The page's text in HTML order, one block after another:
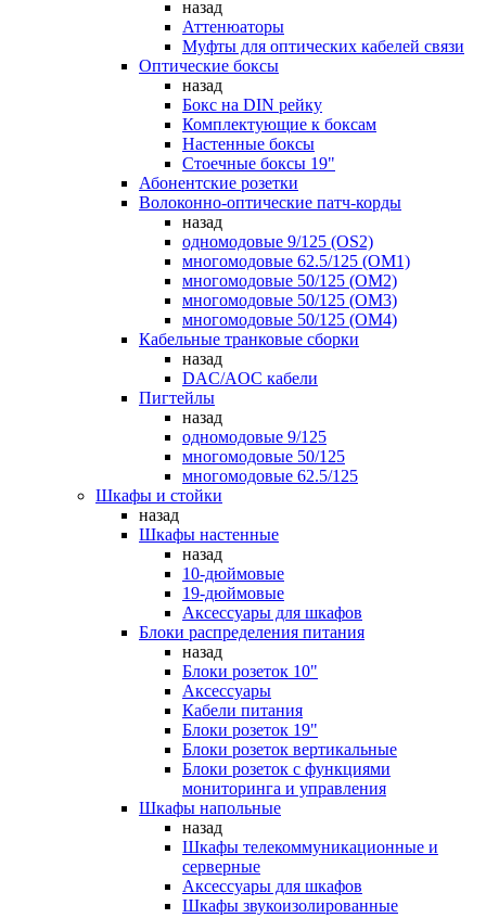
назад
Аттенюаторы
Муфты для оптических кабелей связи
Оптические боксы
назад
Бокс на DIN рейку
Комплектующие к боксам
Настенные боксы
Стоечные боксы 19"
Абонентские розетки
Волоконно-оптические патч-корды
назад
одномодовые 9/125 (OS2)
многомодовые 62.5/125 (OM1)
многомодовые 50/125 (OM2)
многомодовые 50/125 (OM3)
многомодовые 50/125 (OM4)
Кабельные транковые сборки
назад
DAC/AOC кабели
Пигтейлы
назад
одномодовые 9/125
многомодовые 50/125
многомодовые 62.5/125
Шкафы и стойки
назад
Шкафы настенные
назад
10-дюймовые
19-дюймовые
Аксессуары для шкафов
Блоки распределения питания
назад
Блоки розеток 10"
Аксессуары
Кабели питания
Блоки розеток 19"
Блоки розеток вертикальные
Блоки розеток с функциями
мониторинга и управления
Шкафы напольные
назад
Шкафы телекоммуникационные и
серверные
Аксессуары для шкафов
Шкафы звукоизолированные